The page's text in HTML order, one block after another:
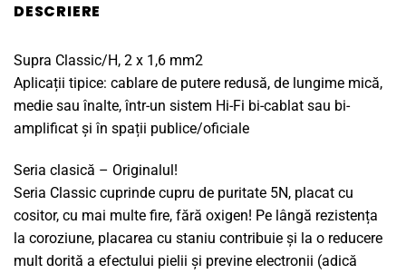
DESCRIERE
Supra Classic/H, 2 x 1,6 mm2
Aplicații tipice: cablare de putere redusă, de lungime mică,
medie sau înalte, într-un sistem Hi-Fi bi-cablat sau bi-
amplificat și în spații publice/oficiale
Seria clasică – Originalul!
Seria Classic cuprinde cupru de puritate 5N, placat cu
cositor, cu mai multe fire, fără oxigen! Pe lângă rezistența
la coroziune, placarea cu staniu contribuie și la o reducere
mult dorită a efectului pielii și previne electronii (adică